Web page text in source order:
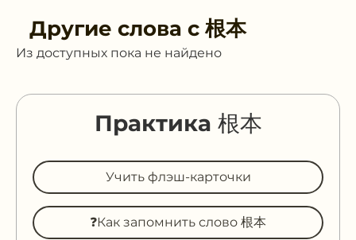
Другие слова с 根本
Из доступных пока не найдено
Практика 根本
Учить флэш-карточки
❓Как запомнить слово 根本